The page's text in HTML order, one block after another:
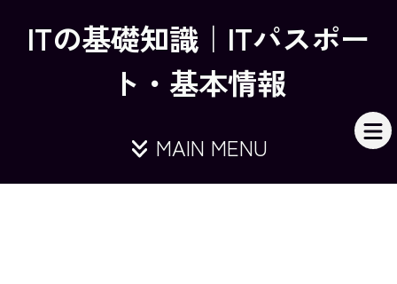
ITの基礎知識｜ITパスポー
ト・基本情報
MAIN MENU